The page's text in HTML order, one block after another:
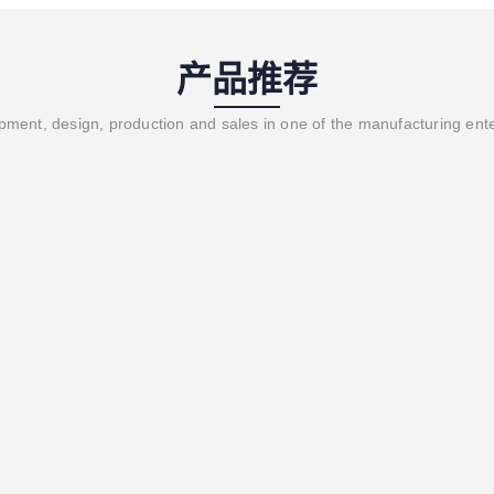
产品推荐
design, production and sales in one of the manufacturing